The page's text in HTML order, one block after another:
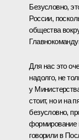
Безусловно,
России,
общества
Для нас это
надолго, не
у
стоит, но и на
безусловно,
формирование
говорили в